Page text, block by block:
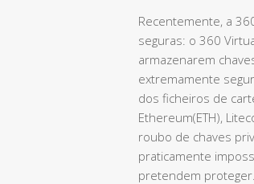
Recentemente, a
seguras: o 360
armazenarem
extremamente
dos ficheiros de
Ethereum(ETH),
roubo de chaves
praticamente
pretendem